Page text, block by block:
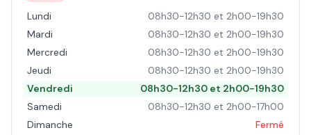
Lundi
08h30-12h30 et 2h00-19h30
Mardi
08h30-12h30 et 2h00-19h30
Mercredi
08h30-12h30 et 2h00-19h30
Jeudi
08h30-12h30 et 2h00-19h30
Vendredi
08h30-12h30 et 2h00-19h30
Samedi
08h30-12h30 et 2h00-17h00
Dimanche
Fermé